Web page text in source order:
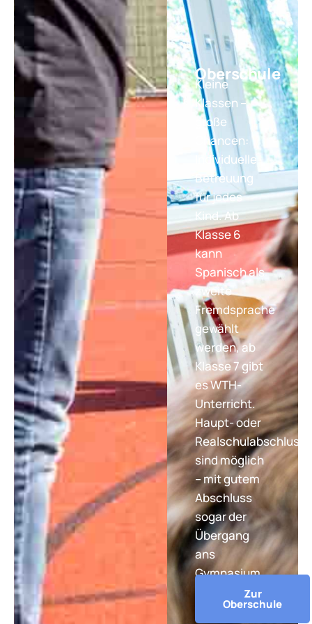
Oberschule
Kleine
Klassen –
große
Chancen:
Individuelle
Betreuung
für jedes
Kind. Ab
Klasse 6
kann
Spanisch als
zweite
Fremdsprache
gewählt
werden, ab
Klasse 7 gibt
es WTH-
Unterricht.
Haupt- oder
Realschulabschluss
sind möglich
– mit gutem
Abschluss
sogar der
Übergang
ans
Gymnasium.
Zur
Oberschule